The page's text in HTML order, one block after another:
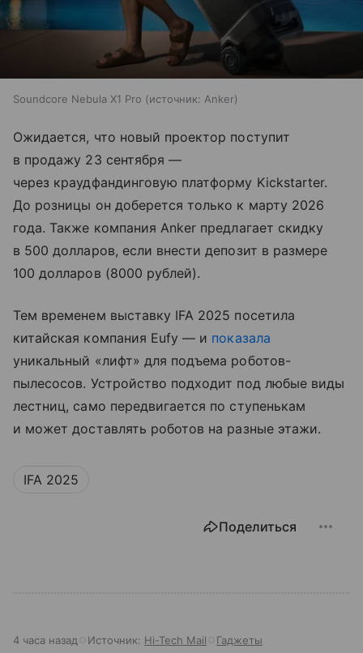
Soundcore Nebula X1 Pro источник: Anker
Ожидается, что новый проектор поступит
в продажу 23 сентября —
через краудфандинговую платформу Kickstarter.
До розницы он доберется только к марту 2026
года. Также компания Anker предлагает скидку
в 500 долларов, если внести депозит в размере
100 долларов (8000 рублей).
Тем временем выставку IFA 2025 посетила
китайская компания Eufy — и показала
уникальный «лифт» для подъема роботов-
пылесосов. Устройство подходит под любые виды
лестниц, само передвигается по ступенькам
и может доставлять роботов на разные этажи.
IFA 2025
Поделиться
4 часа назад Источник: Hi-Tech Mail Гаджеты